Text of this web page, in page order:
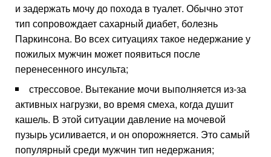
и задержать мочу до похода в туалет. Обычно этот
тип сопровождает сахарный диабет, болезнь
Паркинсона. Во всех ситуациях такое недержание у
пожилых мужчин может появиться после
перенесенного инсульта;
стрессовое. Вытекание мочи выполняется из-за
активных нагрузки, во время смеха, когда душит
кашель. В этой ситуации давление на мочевой
пузырь усиливается, и он опорожняется. Это самый
популярный среди мужчин тип недержания;